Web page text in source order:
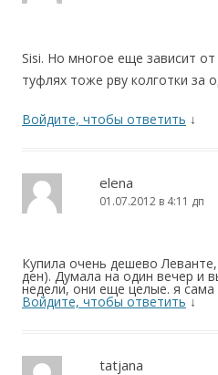
Sisi. Но многое еще зависит
туфлях тоже рву колготки за
Войдите, чтобы ответить ↓
elena
01.07.2012 в 4:11 дп
Купила очень дешево
ден). Думала на один вечер и
недели, они еще целые. я сама
Войдите, чтобы ответить ↓
tatjana